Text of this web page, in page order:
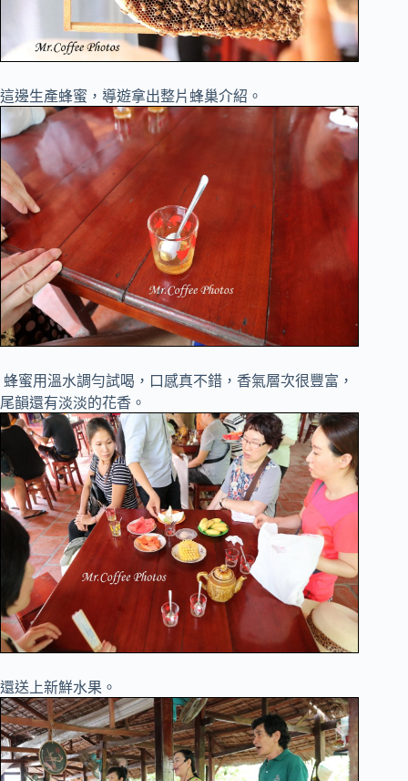
這邊生產蜂蜜，導遊拿出整片蜂巢介紹。
蜂蜜用溫水調勻試喝，口感真不錯，香氣層次很豐富，
尾韻還有淡淡的花香。
還送上新鮮水果。